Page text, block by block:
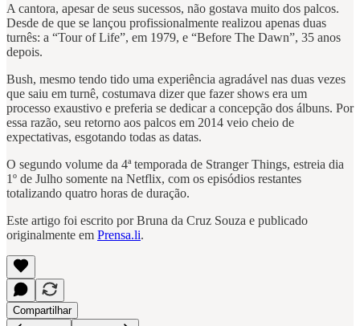
A cantora, apesar de seus sucessos, não gostava muito dos palcos.
Desde de que se lançou profissionalmente realizou apenas duas
turnês: a “Tour of Life”, em 1979, e “Before The Dawn”, 35 anos
depois.
Bush, mesmo tendo tido uma experiência agradável nas duas vezes
que saiu em turnê, costumava dizer que fazer shows era um
processo exaustivo e preferia se dedicar a concepção dos álbuns. Por
essa razão, seu retorno aos palcos em 2014 veio cheio de
expectativas, esgotando todas as datas.
O segundo volume da 4ª temporada de Stranger Things, estreia dia
1º de Julho somente na Netflix, com os episódios restantes
totalizando quatro horas de duração.
Este artigo foi escrito por Bruna da Cruz Souza e publicado
originalmente em Prensa.li.
Compartilhar